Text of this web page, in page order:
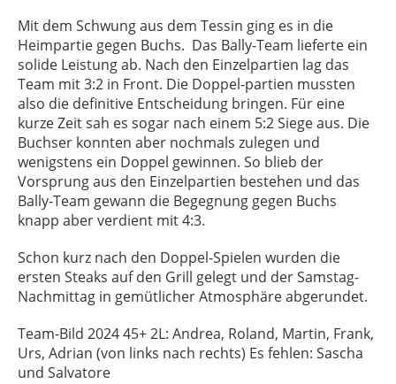
Mit dem Schwung aus dem Tessin ging es in die
Heimpartie gegen Buchs. Das Bally-Team lieferte ein
solide Leistung ab. Nach den Einzelpartien lag das
Team mit 3:2 in Front. Die Doppel-partien mussten
also die definitive Entscheidung bringen. Für eine
kurze Zeit sah es sogar nach einem 5:2 Siege aus. Die
Buchser konnten aber nochmals zulegen und
wenigstens ein Doppel gewinnen. So blieb der
Vorsprung aus den Einzelpartien bestehen und das
Bally-Team gewann die Begegnung gegen Buchs
knapp aber verdient mit 4:3.
Schon kurz nach den Doppel-Spielen wurden die
ersten Steaks auf den Grill gelegt und der Samstag-
Nachmittag in gemütlicher Atmosphäre abgerundet.
Team-Bild 2024 45+ 2L: Andrea, Roland, Martin, Frank,
Urs, Adrian (von links nach rechts) Es fehlen: Sascha
und Salvatore